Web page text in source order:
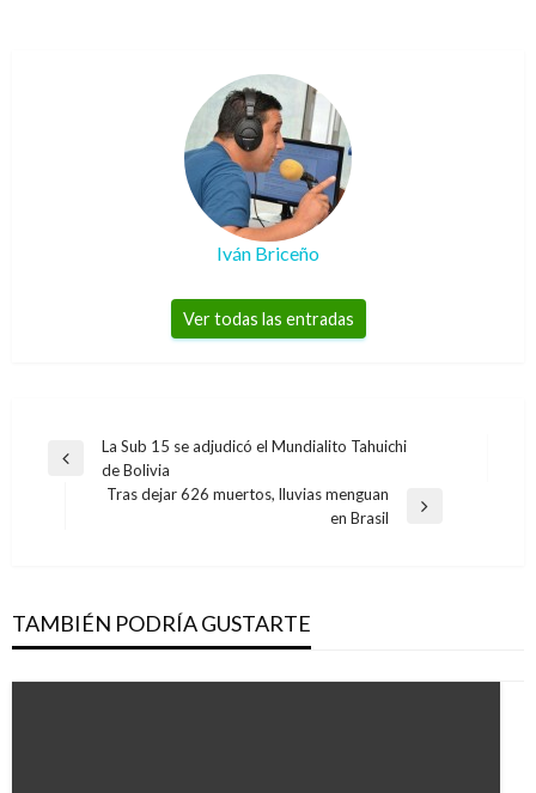
Iván Briceño
Ver todas las entradas
Navegación
Entrada
La Sub 15 se adjudicó el Mundialito Tahuichi
de Bolivia
Tras dejar 626 muertos, lluvias menguan
en Brasil
TAMBIÉN PODRÍA GUSTARTE